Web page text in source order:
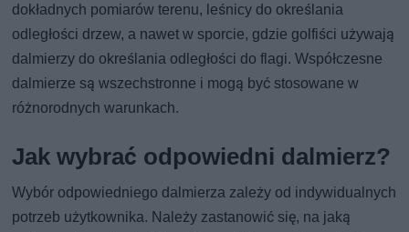
dokładnych pomiarów terenu, leśnicy do określania
odległości drzew, a nawet w sporcie, gdzie golfiści używają
dalmierzy do określania odległości do flagi. Współczesne
dalmierze są wszechstronne i mogą być stosowane w
różnorodnych warunkach.
Jak wybrać odpowiedni dalmierz?
Wybór odpowiedniego dalmierza zależy od indywidualnych
potrzeb użytkownika. Należy zastanowić się, na jaką